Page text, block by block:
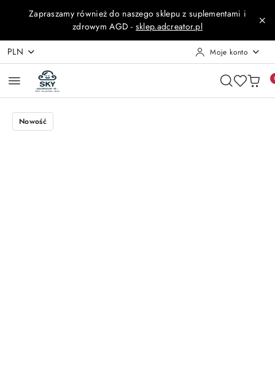
Przejdź do treści głównej
Przejdź do wyszukiwarki
Przejdź do moje konto
Przejdź do menu głównego
Przejdź do opisu produktu
Przejdź do stopki
Zapraszamy również do naszego sklepu z suplementami i
zdrowym AGD - sklep.adcreator.pl
PLN Moje konto
Nowość